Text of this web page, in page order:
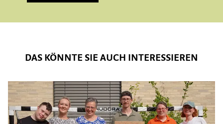
DAS KÖNNTE SIE AUCH INTERESSIEREN